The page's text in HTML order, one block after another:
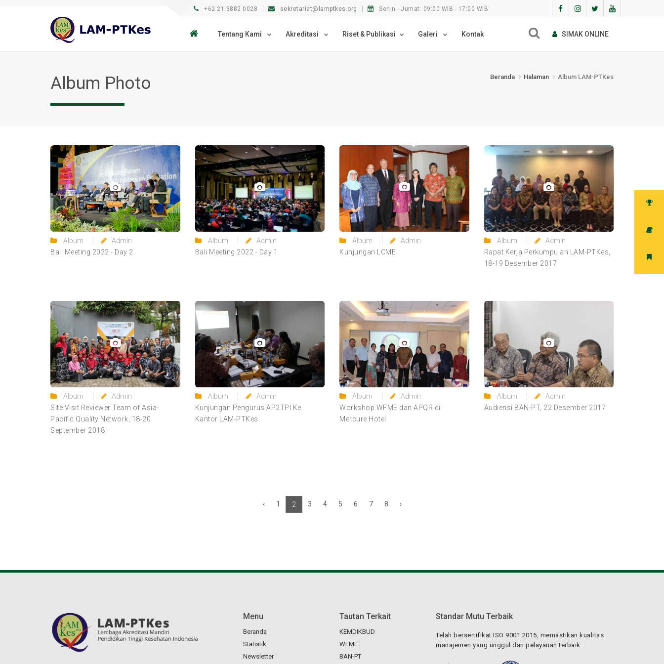
+62 21 3882 0028 sekretariat@lamptkes.org Senin - Jumat: 09:00 WIB - 17:00 WIB
Tentang Kami Akreditasi Riset & Publikasi Galeri Kontak SIMAK ONLINE
Album Photo Beranda Halaman Album LAM-PTKes
Album
Admin
Bali Meeting 2022 - Day 2
Album
Admin
Bali Meeting 2022 - Day 1
Album
Admin
Kunjungan LCME
Album
Admin
Rapat Kerja Perkumpulan LAM-PTKes,
18-19 Desember 2017
Album
Admin
Site Visit Reviewer Team of Asia-
Pacific Quality Network, 18-20
September 2018
Album
Admin
Kunjungan Pengurus AP2TPI Ke
Kantor LAM-PTKes
Album
Admin
Workshop WFME dan APQR di
Mercure Hotel
Album
Admin
Audiensi BAN-PT, 22 Desember 2017
‹ 1 2 3 4 5 6 7 8 ›
Menu
Beranda
Statistik
Newsletter
Tautan Terkait
KEMDIKBUD
WFME
BAN-PT
Standar Mutu Terbaik
Telah bersertifikat ISO 9001:2015, memastikan kualitas
manajemen yang unggul dan pelayanan terbaik.